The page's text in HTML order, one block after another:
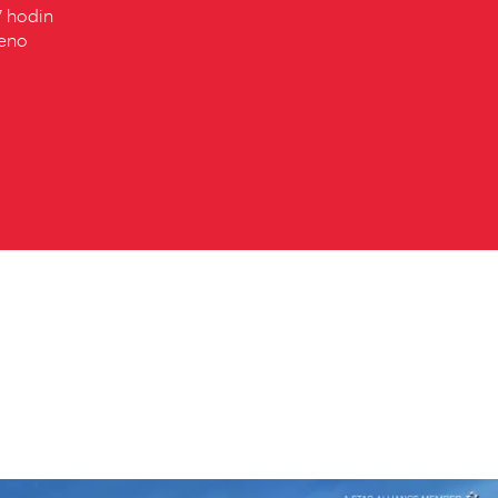
hodin